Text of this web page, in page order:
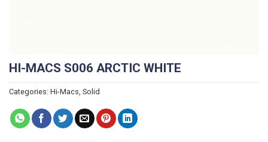
HI-MACS S006 ARCTIC WHITE
Categories: Hi-Macs, Solid